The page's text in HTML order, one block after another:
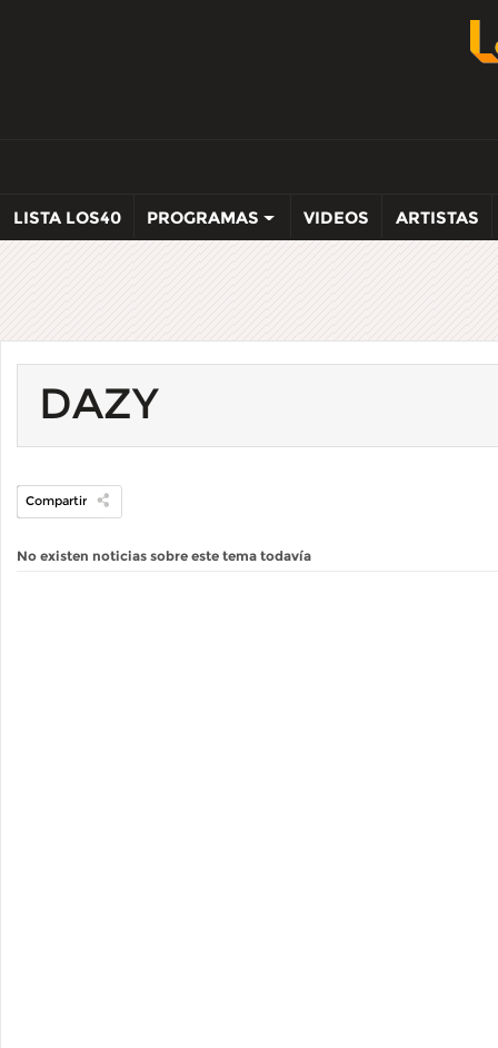
LISTA LOS40 PROGRAMAS VIDEOS ARTISTAS
DAZY
Compartir
No existen noticias sobre este tema todavía